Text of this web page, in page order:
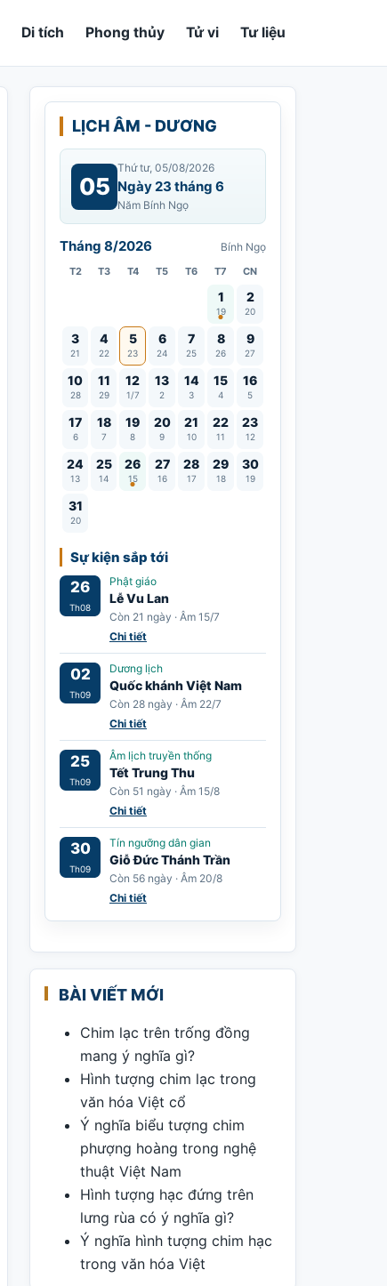
Di tích Phong thủy Tử vi Tư liệu
LỊCH ÂM - DƯƠNG
05
Thứ tư, 05/08/2026
Ngày 23 tháng 6
Năm Bính Ngọ
Tháng 8/2026 Bính Ngọ
T2 T3 T4 T5 T6 T7 CN
1
19
Vía Quán Thế Âm thành đạo
2
20
3
21
4
22
5
23
6
24
7
25
8
26
9
27
10
28
11
29
12
1/7
13
2
14
3
15
4
16
5
17
6
18
7
19
8
20
9
21
10
22
11
23
12
24
13
25
14
26
15
Lễ Vu Lan
27
16
28
17
29
18
30
19
31
20
Sự kiện sắp tới
26
Th08
Phật giáo
Lễ Vu Lan
Còn 21 ngày · Âm 15/7
Chi tiết
02
Th09
Dương lịch
Quốc khánh Việt Nam
Còn 28 ngày · Âm 22/7
Chi tiết
25
Th09
Âm lịch truyền thống
Tết Trung Thu
Còn 51 ngày · Âm 15/8
Chi tiết
30
Th09
Tín ngưỡng dân gian
Giỗ Đức Thánh Trần
Còn 56 ngày · Âm 20/8
Chi tiết
BÀI VIẾT MỚI
Chim lạc trên trống đồng
mang ý nghĩa gì?
Hình tượng chim lạc trong
văn hóa Việt cổ
Ý nghĩa biểu tượng chim
phượng hoàng trong nghệ
thuật Việt Nam
Hình tượng hạc đứng trên
lưng rùa có ý nghĩa gì?
Ý nghĩa hình tượng chim hạc
trong văn hóa Việt